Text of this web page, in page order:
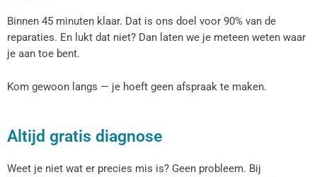
Binnen 45 minuten klaar. Dat is ons doel voor 90% van de
reparaties. En lukt dat niet? Dan laten we je meteen weten waar
je aan toe bent.
Kom gewoon langs — je hoeft geen afspraak te maken.
Altijd gratis diagnose
Weet je niet wat er precies mis is? Geen probleem. Bij